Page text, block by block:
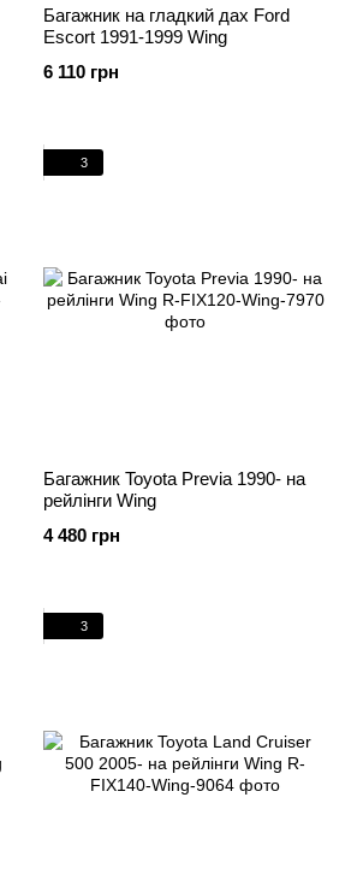
Багажник на гладкий дах Ford
Escort 1991-1999 Wing
6 110 грн
3
Багажник Toyota Previa 1990- на
рейлінги Wing
4 480 грн
3